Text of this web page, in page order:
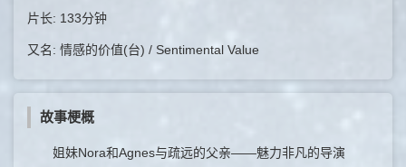
片长: 133分钟
又名: 情感的价值(台) / Sentimental Value
故事梗概
姐妹Nora和Agnes与疏远的父亲——魅力非凡的导演